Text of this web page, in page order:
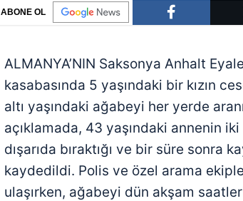
ABONE OL
ALMANYA’NIN Saksonya Anhalt
kasabasında 5 yaşındaki bir kızın
altı yaşındaki ağabeyi her yerde
açıklamada, 43 yaşındaki annenin
dışarıda bıraktığı ve bir süre sonra
kaydedildi. Polis ve özel arama
ulaşırken, ağabeyi dün akşam